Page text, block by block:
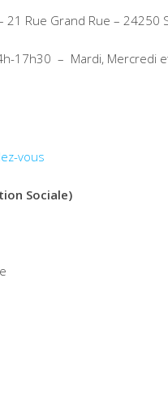
Rue Grand Rue – 24250
17h30 – Mardi, Mercredi
vous
Sociale)